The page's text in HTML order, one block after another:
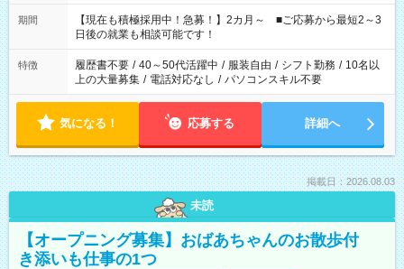
い」 「余裕を持って夕飯の準備がしたい」 「できれば残業はし
たくない」 など、ご希望を教えてくださいね。 ※Wワーク希望
の方へ 今ご覧のお仕事で希望する勤務時間と、もう1つのお仕事
の勤務時間。 合計で週40時間を超える場合は応募できません。
期間
【現在も積極採用中！急募！】2カ月～ ■ご応募から最短2～3
日後の就業も相談可能です！
特徴 履歴書不要 / 40～50代活躍中 / 服装自由 / シフト勤務 / 10名以
上の大量募集 / 電話対応なし / パソコンスキル不要
気になる！ 応募する 詳細へ
掲載日：2026.08.03
未読
【オープニング募集】おばあちゃんのお散歩付
き添いも仕事の1つ